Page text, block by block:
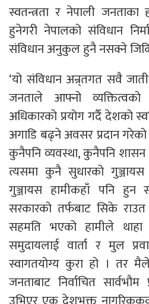
स्वतन्त्रता र नेपाली जनताका
हुनेगरी नेपालको संविधान
संविधान अनुकुल हुनै नसक्ने
‘यो संविधान अन्र्तगत सवै
जनताले आफ्नो
अधिकारको प्रयोग गर्दै देशको
अगाडि बढ्ने अवसर प्रदान
कुनैपनि व्यवस्था, कुनैपनि शासन
त्यसमा कुनै सुधारको
गुञ्जायस हामीकहाँ पनि
सरकारको तर्फबाट सिके
सहमति भएको हामीले थाहा
समुदायलाई वार्ता र मुल
स्वागतयोग्य कुरा हो । तर
जनताबाट निर्वाचित